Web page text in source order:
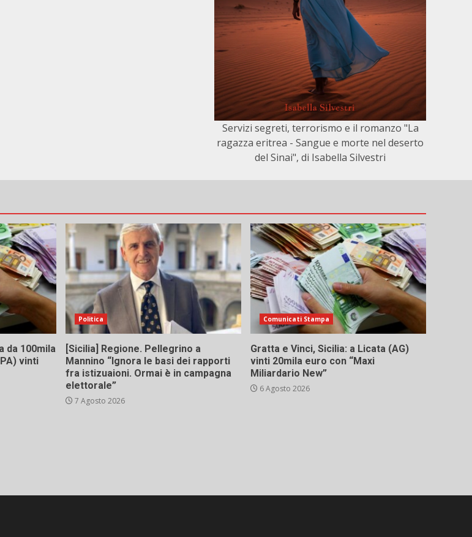
Servizi segreti, terrorismo e il romanzo "La
ragazza eritrea - Sangue e morte nel deserto
del Sinai", di Isabella Silvestri
da 100mila
vinti
Politica
[Sicilia] Regione. Pellegrino a
Mannino “Ignora le basi dei rapporti
fra istizuaioni. Ormai è in campagna
elettorale”
7 Agosto 2026
Comunicati Stampa
Gratta e Vinci, Sicilia: a Licata (AG)
vinti 20mila euro con “Maxi
Miliardario New”
6 Agosto 2026